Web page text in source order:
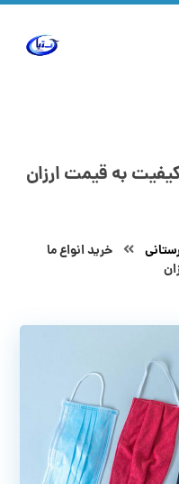
به قیمت ارزان
خرید انواع ما